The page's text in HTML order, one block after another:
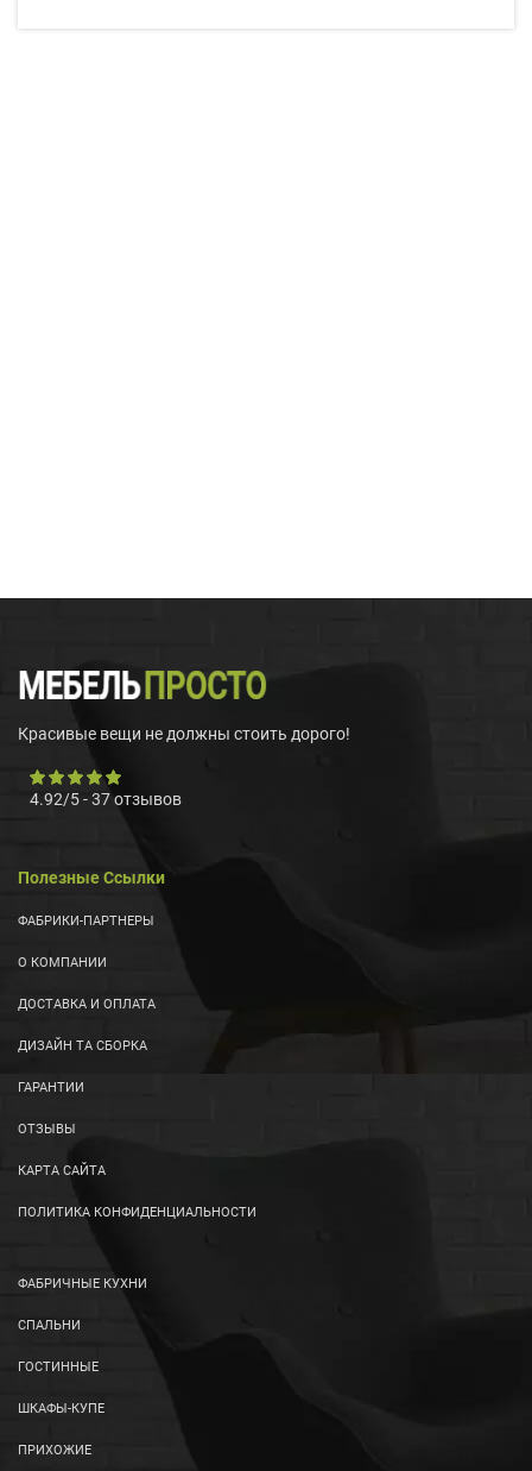
Красивые вещи не должны стоить дорого!
4.92/5-37отзывов
Полезные Ссылки
ФАБРИКИ-ПАРТНЕРЫ
О КОМПАНИИ
ДОСТАВКА И ОПЛАТА
ДИЗАЙН ТА СБОРКА
ГАРАНТИИ
ОТЗЫВЫ
КАРТА САЙТА
ПОЛИТИКА КОНФИДЕНЦИАЛЬНОСТИ
ФАБРИЧНЫЕ КУХНИ
СПАЛЬНИ
ГОСТИННЫЕ
ШКАФЫ-КУПЕ
ПРИХОЖИЕ